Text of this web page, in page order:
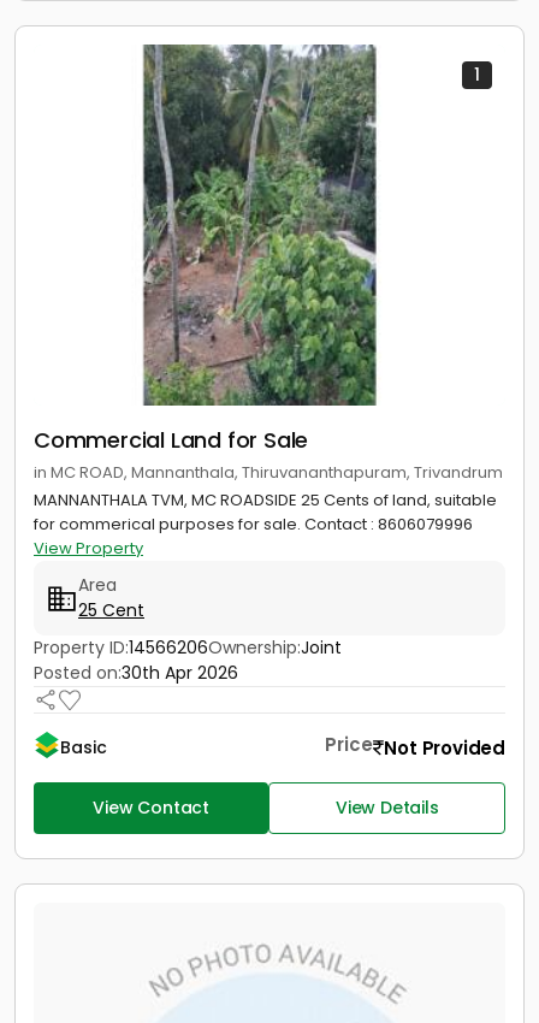
1
Commercial Land for Sale
in MC ROAD, Mannanthala, Thiruvananthapuram, Trivandrum
MANNANTHALA TVM, MC ROADSIDE 25 Cents of land, suitable
for commerical purposes for sale. Contact : 8606079996
View Property
Area
25 Cent
Property ID:14566206Ownership:Joint
Posted on:30th Apr 2026
Basic Price Not Provided
View Contact View Details